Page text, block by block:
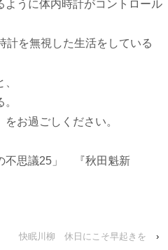
ように体内時計がコントロール
計を無視した生活をしている
をお過ごしください。
不思議25」 『秋田魁新
快眠川柳 休日にこそ早起きを ›